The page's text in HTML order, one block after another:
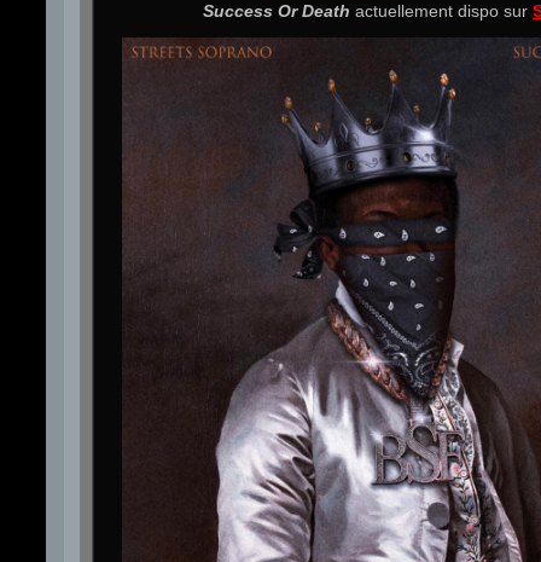
Success Or Death actuellement dispo sur